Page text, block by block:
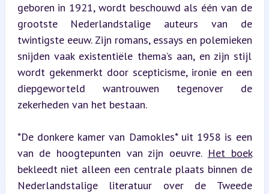
geboren in 1921, wordt beschouwd als één van de
grootste Nederlandstalige auteurs van de
twintigste eeuw. Zijn romans, essays en polemieken
snijden vaak existentiële thema’s aan, en zijn stijl
wordt gekenmerkt door scepticisme, ironie en een
diepgeworteld wantrouwen tegenover de
zekerheden van het bestaan.
*De donkere kamer van Damokles* uit 1958 is een
van de hoogtepunten van zijn oeuvre. Het boek
bekleedt niet alleen een centrale plaats binnen de
Nederlandstalige literatuur over de Tweede